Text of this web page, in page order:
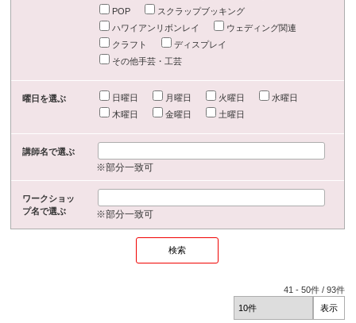
POP
スクラップブッキング
ハワイアンリボンレイ
ウェディング関連
クラフト
ディスプレイ
その他手芸・工芸
曜日を選ぶ 日曜日 月曜日 火曜日
水曜日
木曜日
金曜日 土曜日
講師名で選ぶ
※部分一致可
ワークショッ
プ名で選ぶ
※部分一致可
41 -50件 /93件